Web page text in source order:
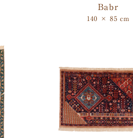
Babr
140 × 85 cm